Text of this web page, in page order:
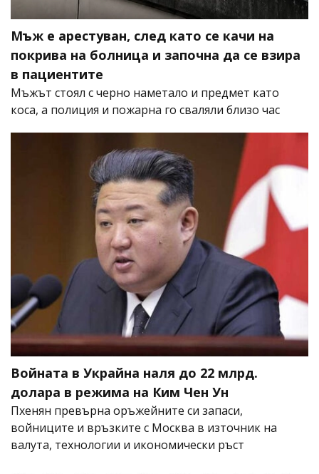
Мъж е арестуван, след като се качи на
покрива на болница и започна да се взира
в пациентите
Мъжът стоял с черно наметало и предмет като
коса, а полиция и пожарна го сваляли близо час
Войната в Украйна наля до 22 млрд.
долара в режима на Ким Чен Ун
Пхенян превърна оръжейните си запаси,
войниците и връзките с Москва в източник на
валута, технологии и икономически ръст